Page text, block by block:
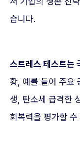
습니다.
스트레스 테스트는
황, 예를 들어 주요
생, 탄소세 급격한
회복력을 평가할 수